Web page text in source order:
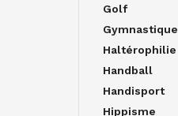
Golf
Gymnastique
Haltérophilie
Handball
Handisport
Hippisme